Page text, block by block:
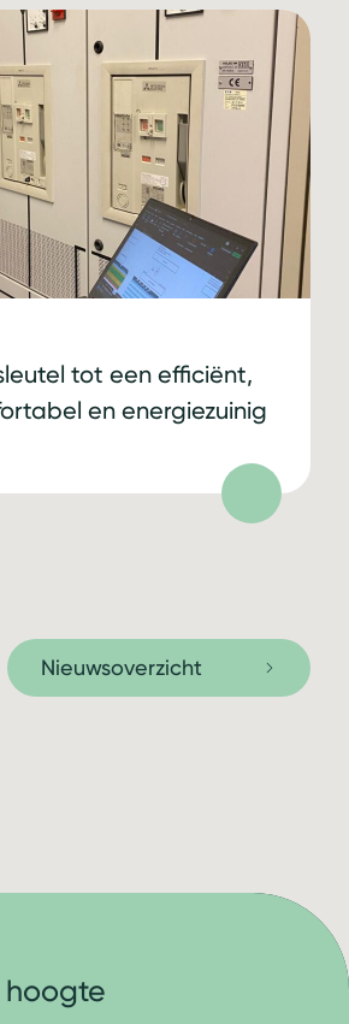
tot een efficiënt,
en energiezuinig
Nieuwsoverzicht
hoogte